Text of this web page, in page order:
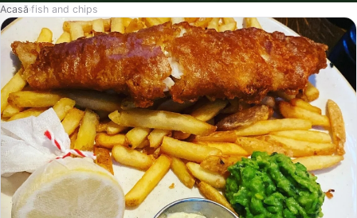
Acasă›fish and chips